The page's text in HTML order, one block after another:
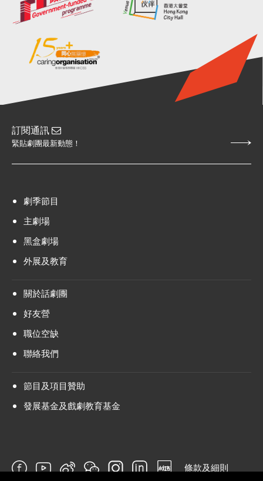
訂閱通訊
緊貼劇團最新動態！
劇季節目
主劇場
黑盒劇場
外展及教育
關於話劇團
好友營
職位空缺
聯絡我們
節目及項目贊助
發展基金及戲劇教育基金
條款及細則